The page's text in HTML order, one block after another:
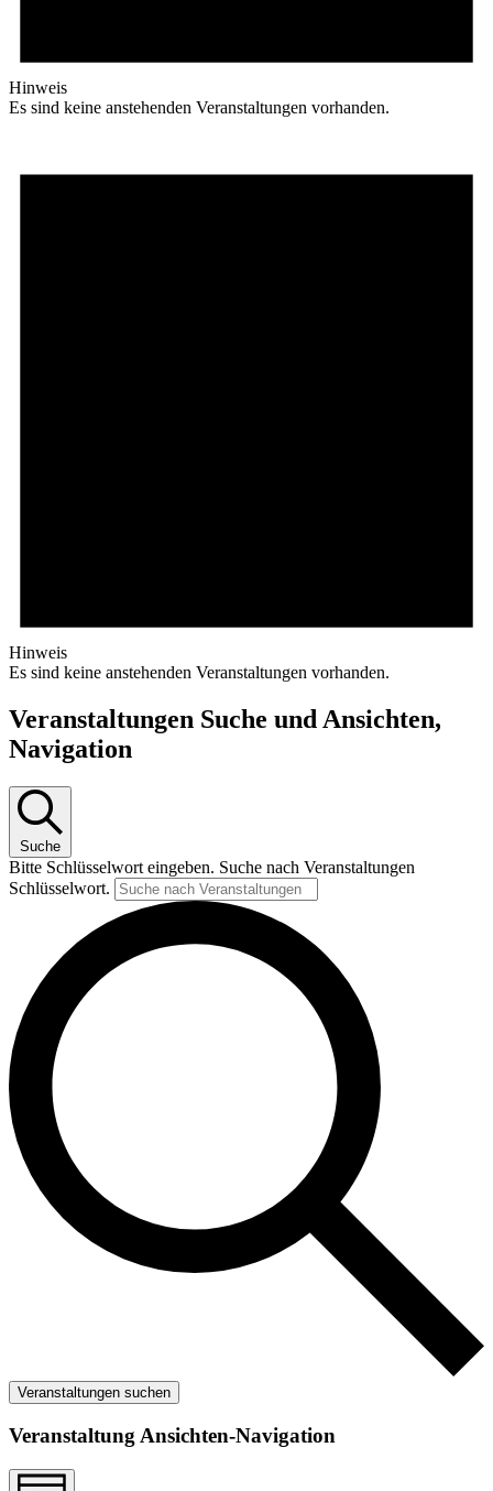
Hinweis
Es sind keine anstehenden Veranstaltungen vorhanden.
Hinweis
Es sind keine anstehenden Veranstaltungen vorhanden.
Veranstaltungen Suche und Ansichten,
Navigation
Suche
Bitte Schlüsselwort eingeben. Suche nach Veranstaltungen
Schlüsselwort.
Veranstaltungen suchen
Veranstaltung Ansichten-Navigation